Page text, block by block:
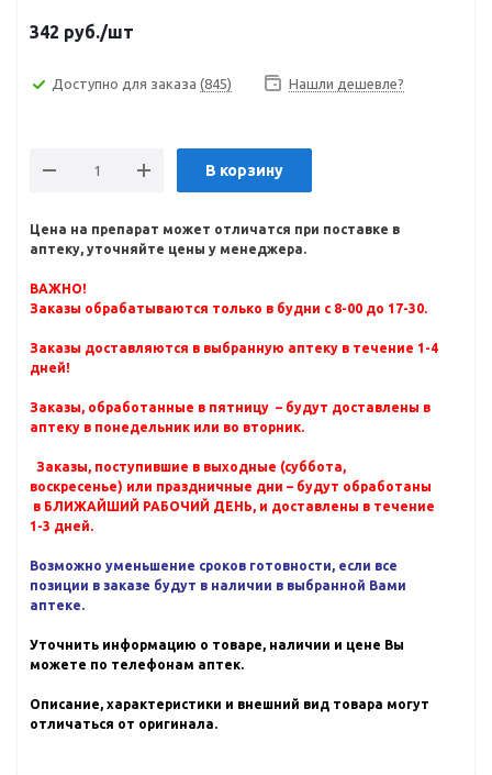
342 руб./шт
Доступно для заказа (845) Нашли дешевле?
В корзину
Цена на препарат может отличатся при поставке в
аптеку, уточняйте цены у менеджера.
ВАЖНО!
Заказы обрабатываются только в будни с 8-00 до 17-30.
Заказы доставляются в выбранную аптеку в течение 1-4
дней!
Заказы, обработанные в пятницу – будут доставлены в
аптеку в понедельник или во вторник.
Заказы, поступившие в выходные (суббота,
воскресенье) или праздничные дни – будут обработаны
в БЛИЖАЙШИЙ РАБОЧИЙ ДЕНЬ, и доставлены в течение
1-3 дней.
Возможно уменьшение сроков готовности, если все
позиции в заказе будут в наличии в выбранной Вами
аптеке.
Уточнить информацию о товаре, наличии и цене Вы
можете по телефонам аптек.
Описание, характеристики и внешний вид товара могут
отличаться от оригинала.